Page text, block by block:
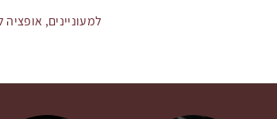
למעוניינים,